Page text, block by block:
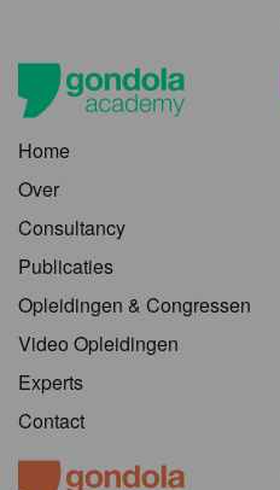
Home
Over
Consultancy
Publicaties
Opleidingen & Congressen
Video Opleidingen
Experts
Contact